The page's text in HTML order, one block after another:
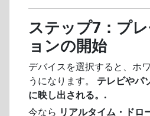
ステップ7：プ
ョンの開始
デバイスを選択すると、ホ
うになります。 テレビやパ
に映し出される。.
今なら リアルタイム・ドロ